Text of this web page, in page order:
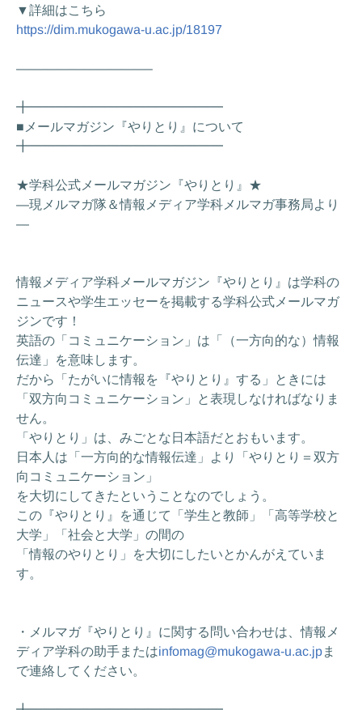
▼詳細はこちら
https://dim.mukogawa-u.ac.jp/18197
——————————–
╋━━━━━━━━━━━━━━━
■メールマガジン『やりとり』について
╋━━━━━━━━━━━━━━━
★学科公式メールマガジン『やりとり』★
―現メルマガ隊＆情報メディア学科メルマガ事務局より
―
情報メディア学科メールマガジン『やりとり』は学科の
ニュースや学生エッセーを掲載する学科公式メールマガ
ジンです！
英語の「コミュニケーション」は「（一方向的な）情報
伝達」を意味します。
だから「たがいに情報を『やりとり』する」ときには
「双方向コミュニケーション」と表現しなければなりま
せん。
「やりとり」は、みごとな日本語だとおもいます。
日本人は「一方向的な情報伝達」より「やりとり＝双方
向コミュニケーション」
を大切にしてきたということなのでしょう。
この『やりとり』を通じて「学生と教師」「高等学校と
大学」「社会と大学」の間の
「情報のやりとり」を大切にしたいとかんがえていま
す。
・メルマガ『やりとり』に関する問い合わせは、情報メ
ディア学科の助手またはinfomag@mukogawa-u.ac.jpま
で連絡してください。